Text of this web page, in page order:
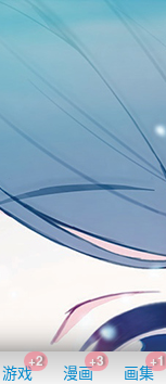
游戏
+2
漫画
+3
画集
+1